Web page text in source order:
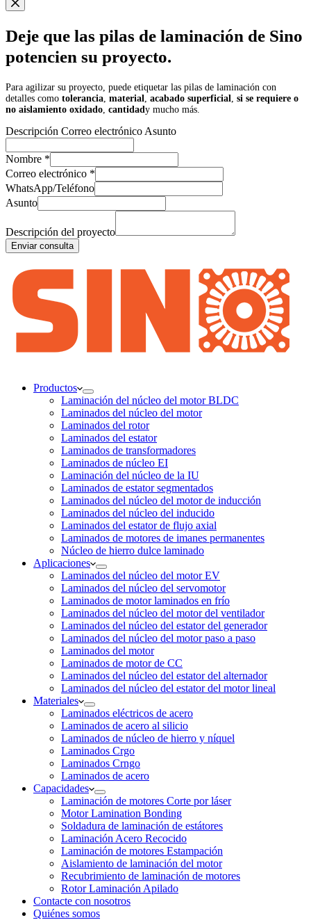
Deje que las pilas de laminación de Sino
potencien su proyecto.
Para agilizar su proyecto, puede etiquetar las pilas de laminación con
detalles como tolerancia material acabado superficial si se requiere o
no aislamiento oxidado cantidady mucho más.
Descripción Correo electrónico Asunto
Nombre *
Correo electrónico *
WhatsApp/Teléfono
Asunto
Descripción del proyecto
Enviar consulta
Productos
Laminación del núcleo del motor BLDC
Laminados del núcleo del motor
Laminados del rotor
Laminados del estator
Laminados de transformadores
Laminados de núcleo EI
Laminación del núcleo de la IU
Laminados de estator segmentados
Laminados del núcleo del motor de inducción
Laminados del núcleo del inducido
Laminados del estator de flujo axial
Laminados de motores de imanes permanentes
Núcleo de hierro dulce laminado
Aplicaciones
Laminados del núcleo del motor EV
Laminados del núcleo del servomotor
Laminados de motor laminados en frío
Laminados del núcleo del motor del ventilador
Laminados del núcleo del estator del generador
Laminados del núcleo del motor paso a paso
Laminados del motor
Laminados de motor de CC
Laminados del núcleo del estator del alternador
Laminados del núcleo del estator del motor lineal
Materiales
Laminados eléctricos de acero
Laminados de acero al silicio
Laminados de núcleo de hierro y níquel
Laminados Crgo
Laminados Crngo
Laminados de acero
Capacidades
Laminación de motores Corte por láser
Motor Lamination Bonding
Soldadura de laminación de estátores
Laminación Acero Recocido
Laminación de motores Estampación
Aislamiento de laminación del motor
Recubrimiento de laminación de motores
Rotor Laminación Apilado
Contacte con nosotros
Quiénes somos